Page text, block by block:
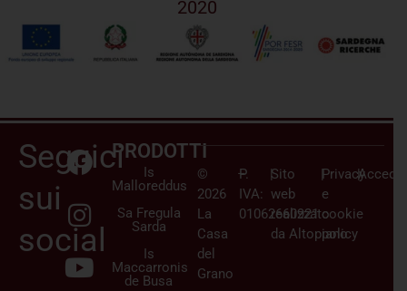
2020
Seguici
sui
social
PRODOTTI
Is
Malloreddus
Sa Fregula
Sarda
Is
Maccarronis
de Busa
©
2026
La
Casa
del
Grano
–
P.
IVA:
01062660921
|Sito
web
realizzato
da Altopiano
|Privacy
e
cookie
policy
|